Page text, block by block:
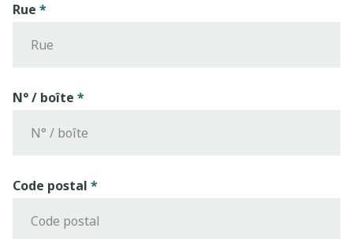
Rue
N° / boîte
Code postal